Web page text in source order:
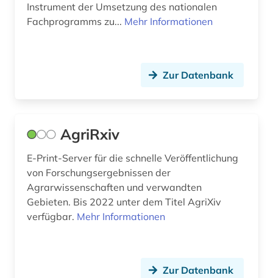
bioethik (3)
biologiestudium (1)
biologieunterricht (1)
biomathematik (1)
Instrument der Umsetzung des nationalen
Fachprogramms zu... Mehr Informationen
Zur Datenbank
AgriRxiv
E-Print-Server für die schnelle Veröffentlichung
von Forschungsergebnissen der
Agrarwissenschaften und verwandten
Gebieten. Bis 2022 unter dem Titel AgriXiv
verfügbar. Mehr Informationen
Zur Datenbank